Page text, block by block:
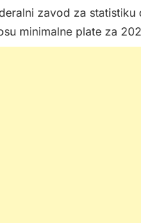
zavod za
minimalne plate za